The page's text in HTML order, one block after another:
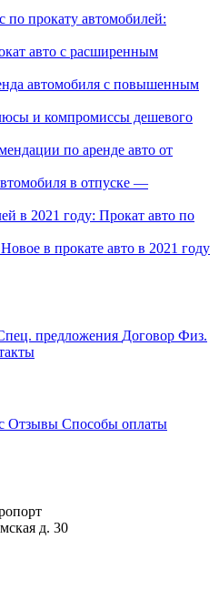
прокату автомобилей:
авто с расширенным
автомобиля с повышенным
и компромиссы дешевого
по аренде авто от
в отпуске —
в 2021 году: Прокат авто по
в прокате авто в 2021 году
предложения Договор Физ.
Отзывы Способы оплаты
д. 30